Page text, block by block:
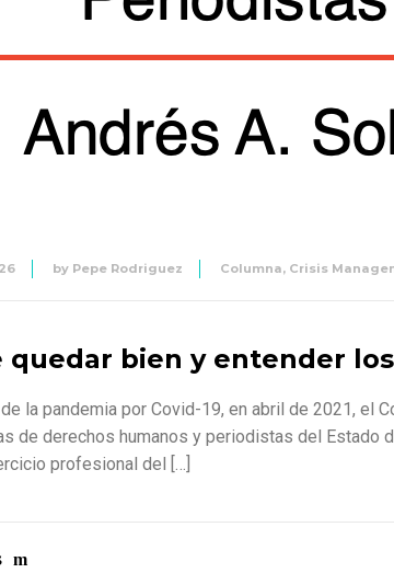
by Pepe Rodriguez Columna, Crisis
quedar bien y entender
la pandemia por Covid-19, en abril de 2021, el
de derechos humanos y periodistas del Estado
profesional del […]